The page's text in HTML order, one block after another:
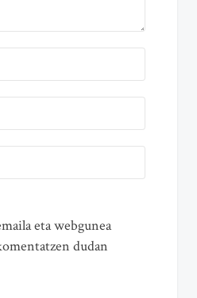
eta webgunea
dudan